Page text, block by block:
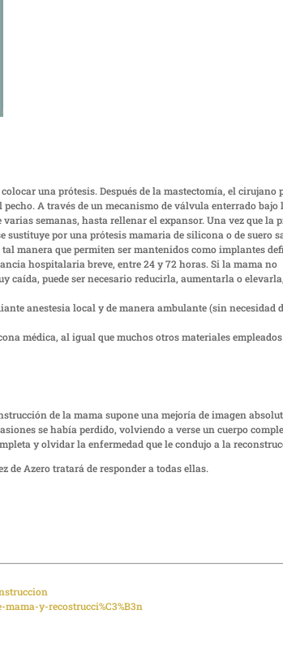
una prótesis. Después de la mastectomía, el cirujano
A través de un mecanismo de válvula enterrado bajo
semanas, hasta rellenar el expansor. Una vez que la
sustituye por una prótesis mamaria de silicona o de suero
manera que permiten ser mantenidos como implantes
hospitalaria breve, entre 24 y 72 horas. Si la mama no
caída, puede ser necesario reducirla, aumentarla o
anestesia local y de manera ambulante (sin necesidad
médica, al igual que muchos otros materiales
de la mama supone una mejoría de imagen
se había perdido, volviendo a verse un cuerpo
y olvidar la enfermedad que le condujo a la
de Azero tratará de responder a todas ellas.
y-recostrucci%C3%B3n